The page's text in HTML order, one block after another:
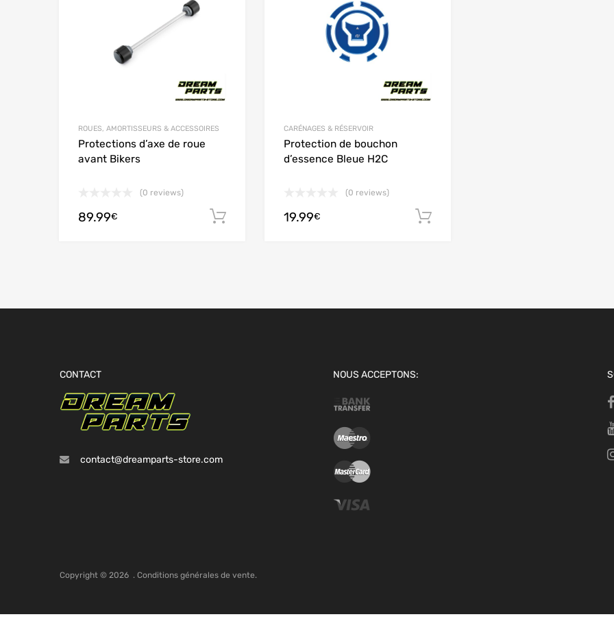
ROUES, AMORTISSEURS & ACCESSOIRES
Protections d’axe de roue
avant Bikers
(0 reviews)
89.99€ Ajouter au panier
CARÉNAGES & RÉSERVOIR
Protection de bouchon
d’essence Bleue H2C
(0 reviews)
19.99€
CONTACT
contact@dreamparts-store.com
NOUS ACCEPTONS:
Copyright © 2026 . Conditions générales de vente.